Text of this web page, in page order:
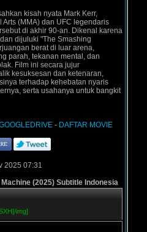
kisah nyata Mark Kerr,
(MMA) dan UFC legendaris
di akhir 90-an. Dikenal karena
dijuluki "The Smashing
berat di luar arena,
parah, tekanan mental, dan
Film ini secara jujur
kesuksesan dan ketenaran,
terhadap kehebatan nyaris
serta usahanya untuk bangkit
- DAFTAR MOVIE
2025 07:31
(2025) Subtitle Indonesia
img]